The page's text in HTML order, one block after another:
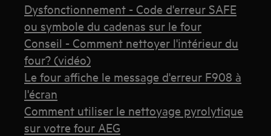
Dysfonctionnement - Code d'erreur SAFE
ou symbole du cadenas sur le four
Conseil - Comment nettoyer l'intérieur du
four? (vidéo)
Le four affiche le message d'erreur F908 à
l'écran
Comment utiliser le nettoyage pyrolytique
sur votre four AEG